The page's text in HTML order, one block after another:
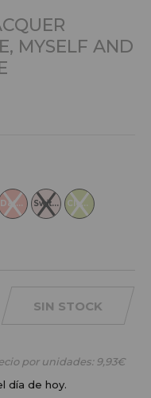
MYSELF AND
Data ... Switc... Clear...
SIN STOCK
por unidades: 9,93€
día de hoy.